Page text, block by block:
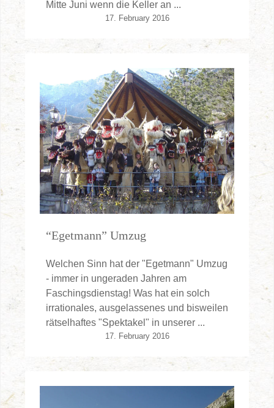
Mitte Juni wenn die Keller an ...
17. February 2016
“Egetmann” Umzug
Welchen Sinn hat der "Egetmann" Umzug
- immer in ungeraden Jahren am
Faschingsdienstag! Was hat ein solch
irrationales, ausgelassenes und bisweilen
rätselhaftes "Spektakel" in unserer ...
17. February 2016